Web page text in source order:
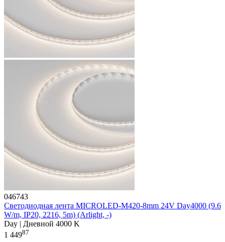
046743
Светодиодная лента MICROLED-M420-8mm 24V Day4000 (9.6
W/m, IP20, 2216, 5m) (Arlight, -)
Day | Дневной 4000 K
1 44987